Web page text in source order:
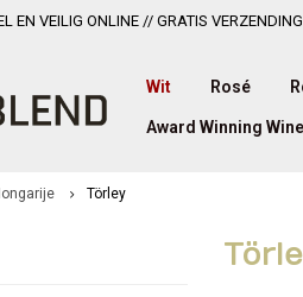
EN VEILIG ONLINE // GRATIS
Wit Rosé
Award Winning
Törley